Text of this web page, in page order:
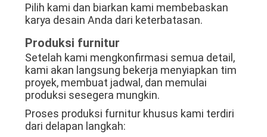
Pilih kami dan biarkan kami membebaskan
karya desain Anda dari keterbatasan.
Produksi furnitur
Setelah kami mengkonfirmasi semua detail,
kami akan langsung bekerja menyiapkan tim
proyek, membuat jadwal, dan memulai
produksi sesegera mungkin.
Proses produksi furnitur khusus kami terdiri
dari delapan langkah: